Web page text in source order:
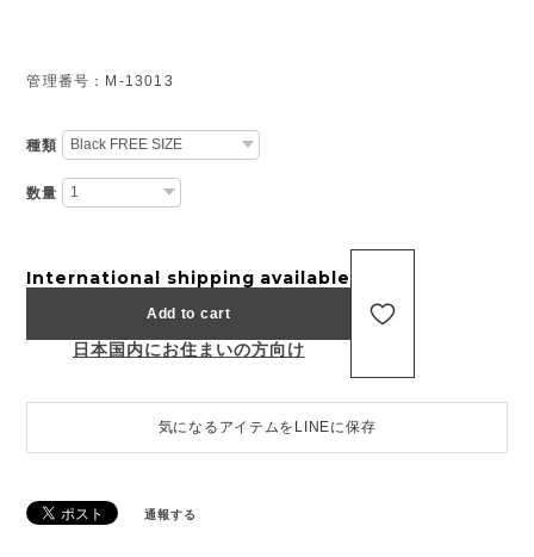
管理番号：M-13013
種類
数量
International shipping available
Add to cart
日本国内にお住まいの方向け
気になるアイテムをLINEに保存
通報する